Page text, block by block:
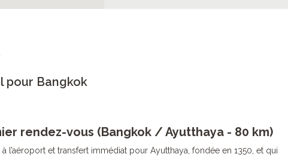
pour Bangkok
rendez-vous (Bangkok / Ayutthaya - 80 km)
l’aéroport et transfert immédiat pour Ayutthaya, fondée en 1350, et qui